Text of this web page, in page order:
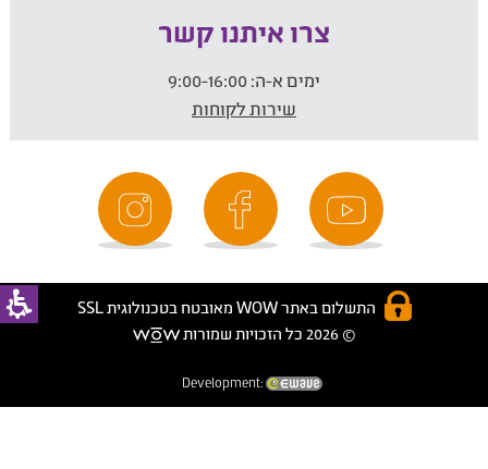
צרו איתנו קשר
ימים א-ה:
שירות לקוחות
התשלום באתר WOW מאובטח בטכנולוגית SSL
© 2026 כל הזכויות שמורות
Development: